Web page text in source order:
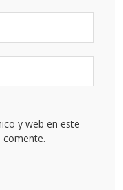
y web en este
comente.